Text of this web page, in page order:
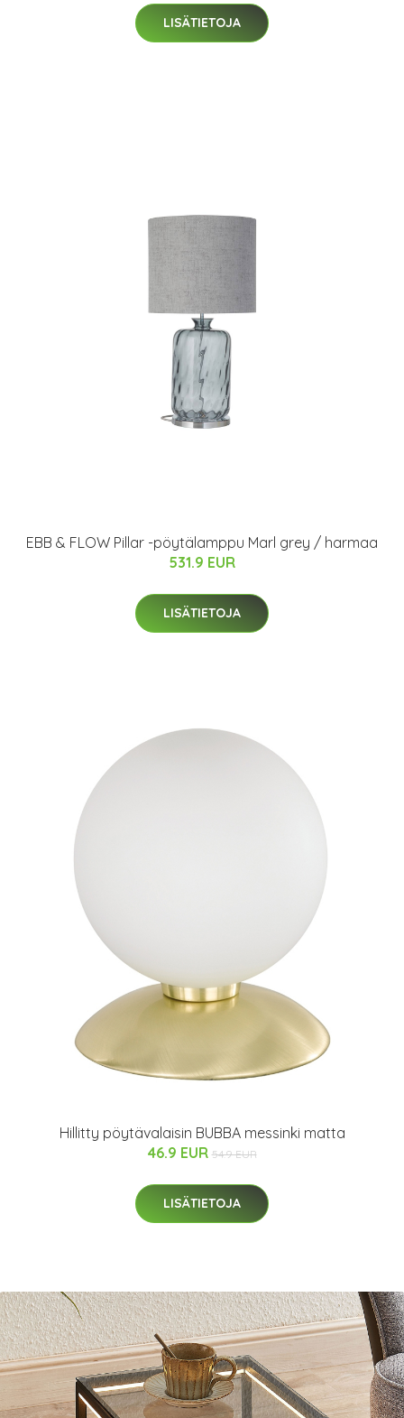
LISÄTIETOJA
EBB & FLOW Pillar -pöytälamppu Marl grey / harmaa
531.9 EUR
LISÄTIETOJA
Hillitty pöytävalaisin BUBBA messinki matta
46.9 EUR 54.9 EUR
LISÄTIETOJA